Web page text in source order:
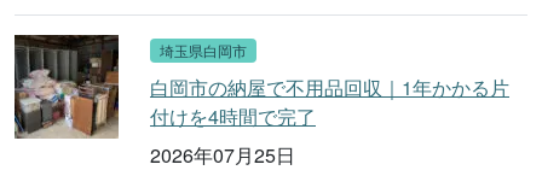
埼玉県白岡市
白岡市の納屋で不用品回収｜1年かかる片
付けを4時間で完了
2026年07月25日